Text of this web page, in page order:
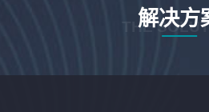
解决方
THE